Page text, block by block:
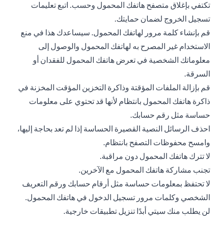
تكتفي بإغلاق متصفح هاتفك المحمول وحسب. اتبع تعليمات
تسجيل الخروج لضمان حمايتك.
قم بإنشاء كلمة مرور لهاتفك المحمول. سيساعدك هذا في منع
الاستخدام غير المصرح به لهاتفك المحمول والوصول إلى
معلوماتك الشخصية في تعرض هاتفك المحمول للفقدان أو
السرقة.
قم بإزالة الملفات المؤقتة وذاكرة التخزين المؤقت المخزنة في
ذاكرة هاتفك المحمول بانتظام لأنها قد تحتوي على معلومات
حساسة مثل رقم حسابك.
احذف الرسائل النصية القصيرة الحساسة إذا لم تعد بحاجة إليها،
وامسح محفوظات التصفح بانتظام.
لا تترك هاتفك المحمول دون مراقبة.
تجنب مشاركة هاتفك المحمول مع الآخرين.
لا تحتفظ بمعلومات حساسة مثل أرقام حسابك ورقم التعريف
الشخصي وكلمات مرور تسجيل الدخول في هاتفك المحمول.
لن يطلب منك سيتي أبدًا تنزيل تطبيقات خارجية.